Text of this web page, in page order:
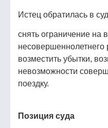
Истец обратилась в
снять ограничение на
несовершеннолетнего
возместить убытки,
невозможности
поездку.
Позиция суда